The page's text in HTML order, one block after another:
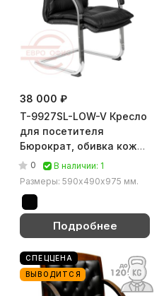
38 000 ₽
T-9927SL-LOW-V Кресло
для посетителя
Бюрократ, обивка кожа
(Чёрный)
0
В наличии: 1
Размеры: 590х490х975 мм.
Подробнее
СПЕЦЦЕНА
ВЫВОДИТСЯ